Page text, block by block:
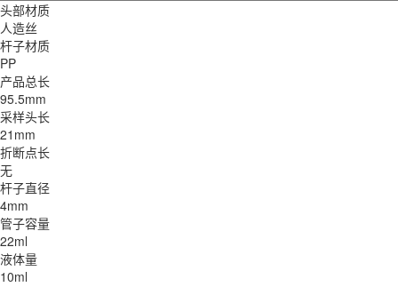
头部材质
人造丝
杆子材质
PP
产品总长
95.5mm
采样头长
21mm
折断点长
无
杆子直径
4mm
管子容量
22ml
液体量
10ml